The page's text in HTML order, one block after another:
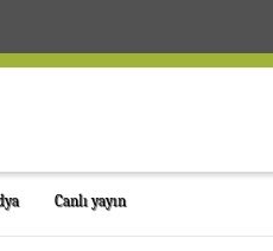
Canlı yayın